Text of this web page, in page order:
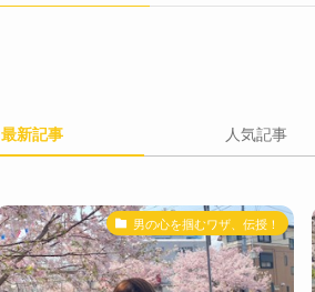
最新記事 人気記事
男の心を掴むワザ、伝授！